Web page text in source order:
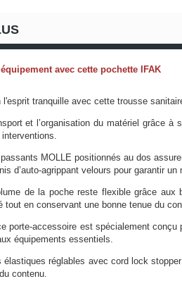
avec cette pochette IFAK
l'esprit tranquille avec cette trousse
et l’organisation du matériel grâce
MOLLE positionnés au dos
d’auto-agrippant velours pour garantir
de la poche reste flexible grâce aux
tout en conservant une bonne tenue du
porte-accessoire est spécialement
équipements essentiels.
élastiques réglables avec cord lock
contenu.